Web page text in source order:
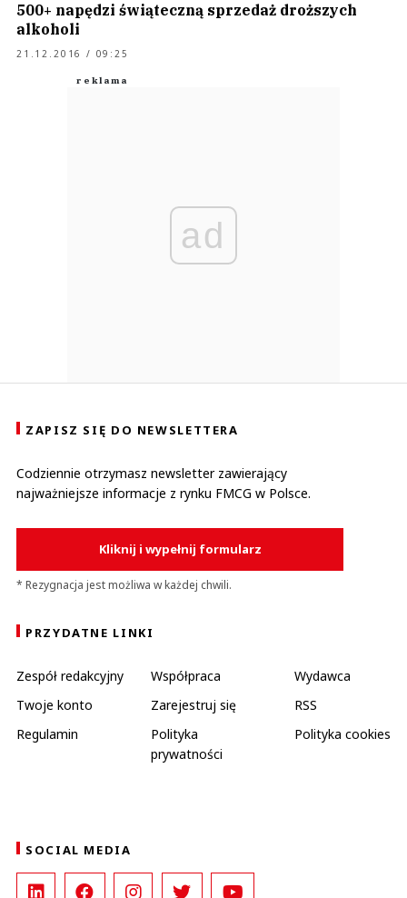
500+ napędzi świąteczną sprzedaż droższych
alkoholi
21.12.2016 / 09:25
ad
ZAPISZ SIĘ DO NEWSLETTERA
Codziennie otrzymasz newsletter zawierający
najważniejsze informacje z rynku FMCG w Polsce.
Kliknij i wypełnij formularz
* Rezygnacja jest możliwa w każdej chwili.
PRZYDATNE LINKI
Zespół redakcyjny Współpraca
Wydawca
Twoje konto
Zarejestruj się
RSS
Regulamin
Polityka
prywatności
Polityka cookies
SOCIAL MEDIA